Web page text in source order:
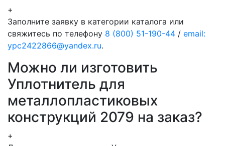
+
Заполните заявку в категории каталога или
свяжитесь по телефону 8 (800) 51-190-44 / email:
ypc2422866@yandex.ru.
Можно ли изготовить
Уплотнитель для
металлопластиковых
конструкций 2079 на заказ?
+